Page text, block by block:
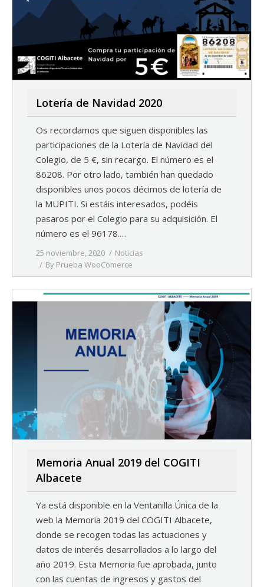
Lotería de Navidad 2020
Os recordamos que siguen disponibles las
participaciones de la Lotería de Navidad del
Colegio, de 5 €, sin recargo. El número es el
86208. Por otro lado, también han quedado
disponibles unos pocos décimos de lotería de
la MUPITI. Si estáis interesados, podéis
pasaros por el Colegio para su adquisición. El
número es el 96178.…
25 noviembre, 2020
Noticias
By Prueba WooComerce
Memoria Anual 2019 del COGITI
Albacete
Ya está disponible en la Ventanilla Única de la
web la Memoria 2019 del COGITI Albacete,
donde se recogen todas las actuaciones y
datos de interés desarrollados a lo largo del
año 2019. Esta Memoria fue aprobada, junto
con las cuentas de ingresos y gastos del